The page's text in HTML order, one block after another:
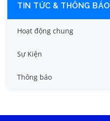
TIN TỨC & THÔNG BÁO
Hoạt động chung
Tin công tác sinh viên
Tin đào tạo
Tin tức chung
Sự Kiện
Thông báo